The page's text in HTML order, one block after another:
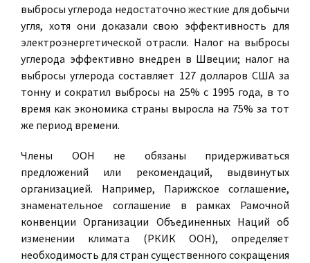
выбросы углерода недостаточно жесткие для добычи
угля, хотя они доказали свою эффективность для
электроэнергетической отрасли. Налог на выбросы
углерода эффективно внедрен в Швеции; налог на
выбросы углерода составляет 127 долларов США за
тонну и сократил выбросы на 25% с 1995 года, в то
время как экономика страны выросла на 75% за тот
же период времени.
Члены ООН не обязаны придерживаться
предложений или рекомендаций, выдвинутых
организацией. Например, Парижское соглашение,
знаменательное соглашение в рамках Рамочной
конвенции Организации Объединенных Наций об
изменении климата (РКИК ООН), определяет
необходимость для стран существенного сокращения